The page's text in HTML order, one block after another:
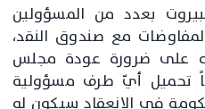
بعدد من المسؤولين
مع صندوق النقد،
على ضرورة عودة مجلس
تحميل أيّ طرف مسؤولية
في الانعقاد سيكون له